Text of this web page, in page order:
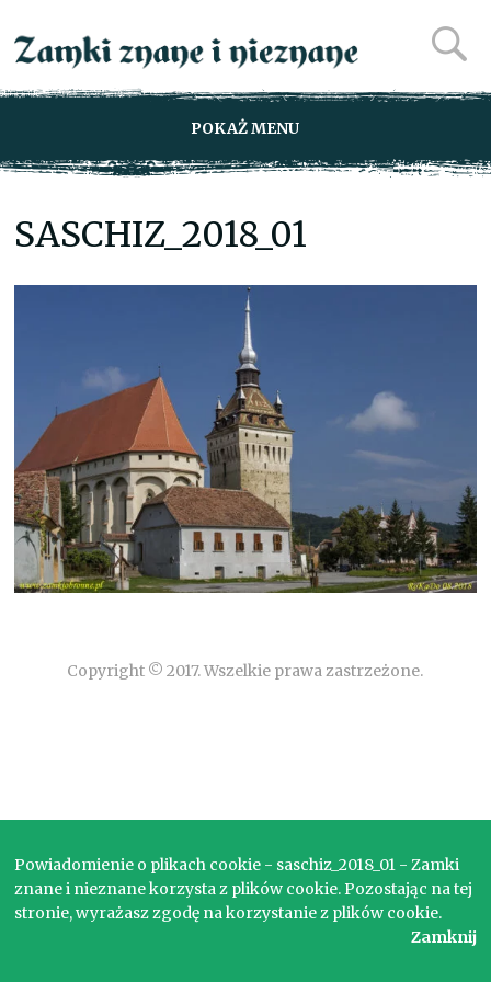
POKAŻ MENU
SASCHIZ_2018_01
Copyright © 2017. Wszelkie prawa zastrzeżone.
Powiadomienie o plikach cookie - saschiz_2018_01 - Zamki
znane i nieznane korzysta z plików cookie. Pozostając na tej
stronie, wyrażasz zgodę na korzystanie z plików cookie.
Zamknij